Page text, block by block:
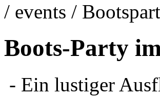
/ events /
Boots-Party
- Ein lustiger